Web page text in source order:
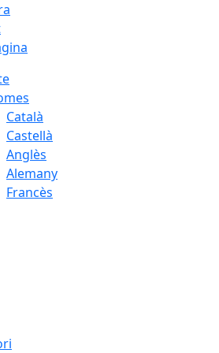
Català
Castellà
Anglès
Alemany
Francès